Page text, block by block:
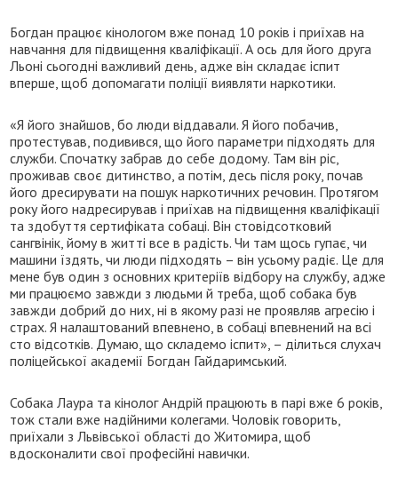
Богдан працює кінологом вже понад 10 років і приїхав на
навчання для підвищення кваліфікації. А ось для його друга
Льоні сьогодні важливий день, адже він складає іспит
вперше, щоб допомагати поліції виявляти наркотики.
«Я його знайшов, бо люди віддавали. Я його побачив,
протестував, подивився, що його параметри підходять для
служби. Спочатку забрав до себе додому. Там він ріс,
проживав своє дитинство, а потім, десь після року, почав
його дресирувати на пошук наркотичних речовин. Протягом
року його надресирував і приїхав на підвищення кваліфікації
та здобуття сертифіката собаці. Він стовідсотковий
сангвінік, йому в житті все в радість. Чи там щось гупає, чи
машини їздять, чи люди підходять – він усьому радіє. Це для
мене був один з основних критеріїв відбору на службу, адже
ми працюємо завжди з людьми й треба, щоб собака був
завжди добрий до них, ні в якому разі не проявляв агресію і
страх. Я налаштований впевнено, в собаці впевнений на всі
сто відсотків. Думаю, що складемо іспит», – ділиться слухач
поліцейської академії Богдан Гайдаримський.
Собака Лаура та кінолог Андрій працюють в парі вже 6 років,
тож стали вже надійними колегами. Чоловік говорить,
приїхали з Львівської області до Житомира, щоб
вдосконалити свої професійні навички.